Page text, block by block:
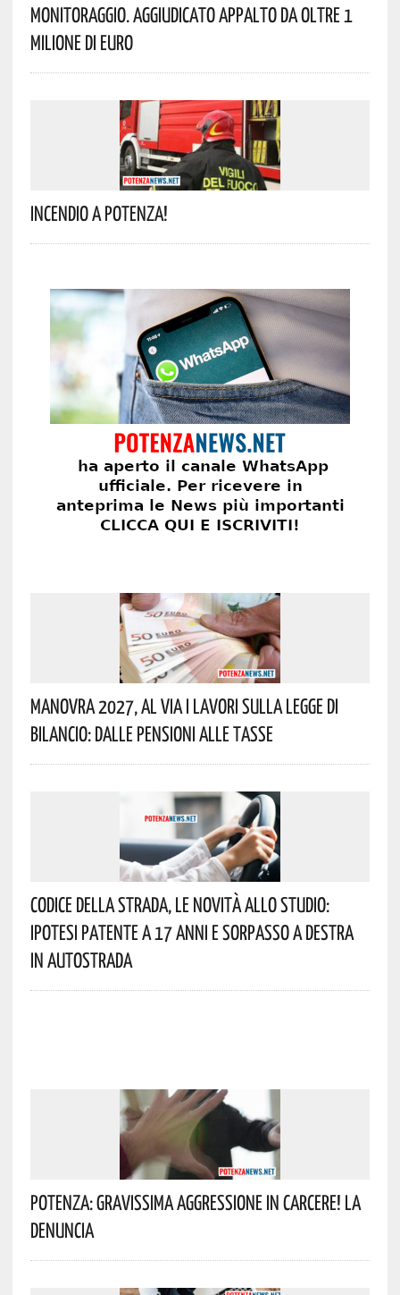
Monitoraggio. Aggiudicato Appalto Da Oltre 1
Milione Di Euro
Incendio A Potenza!
Manovra 2027, Al Via I Lavori Sulla Legge Di
Bilancio: Dalle Pensioni Alle Tasse
Codice Della Strada, Le Novità Allo Studio:
Ipotesi Patente A 17 Anni E Sorpasso A Destra
In Autostrada
Potenza: Gravissima Aggressione In Carcere! La
Denuncia